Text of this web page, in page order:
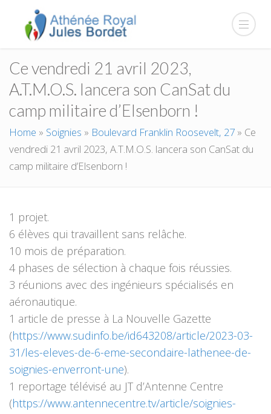
Ce vendredi 21 avril 2023,
A.T.M.O.S. lancera son CanSat du
camp militaire d’Elsenborn !
Home » Soignies » Boulevard Franklin Roosevelt, 27 » Ce
vendredi 21 avril 2023, A.T.M.O.S. lancera son CanSat du
camp militaire d’Elsenborn !
1 projet.
6 élèves qui travaillent sans relâche.
10 mois de préparation.
4 phases de sélection à chaque fois réussies.
3 réunions avec des ingénieurs spécialisés en
aéronautique.
1 article de presse à La Nouvelle Gazette
(https://www.sudinfo.be/id643208/article/2023-03-
31/les-eleves-de-6-eme-secondaire-lathenee-de-
soignies-enverront-une).
1 reportage télévisé au JT d’Antenne Centre
(https://www.antennecentre.tv/article/soignies-